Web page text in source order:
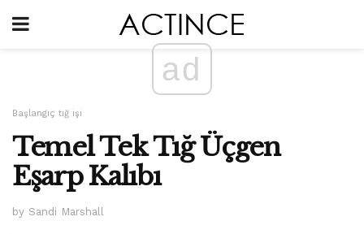
ad
Başlangıç ​​tığ işi
Temel Tek Tığ Üçgen
Eşarp Kalıbı
by Sandi Marshall